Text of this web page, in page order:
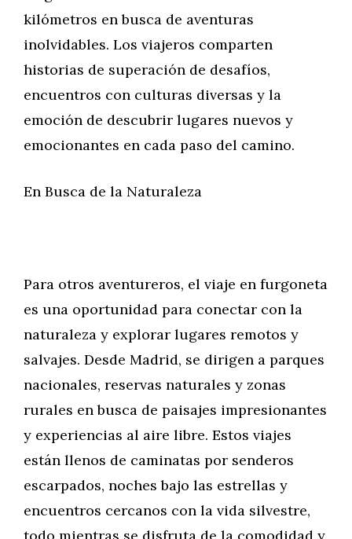
kilómetros en busca de aventuras
inolvidables. Los viajeros comparten
historias de superación de desafíos,
encuentros con culturas diversas y la
emoción de descubrir lugares nuevos y
emocionantes en cada paso del camino.
En Busca de la Naturaleza
Para otros aventureros, el viaje en furgoneta
es una oportunidad para conectar con la
naturaleza y explorar lugares remotos y
salvajes. Desde Madrid, se dirigen a parques
nacionales, reservas naturales y zonas
rurales en busca de paisajes impresionantes
y experiencias al aire libre. Estos viajes
están llenos de caminatas por senderos
escarpados, noches bajo las estrellas y
encuentros cercanos con la vida silvestre,